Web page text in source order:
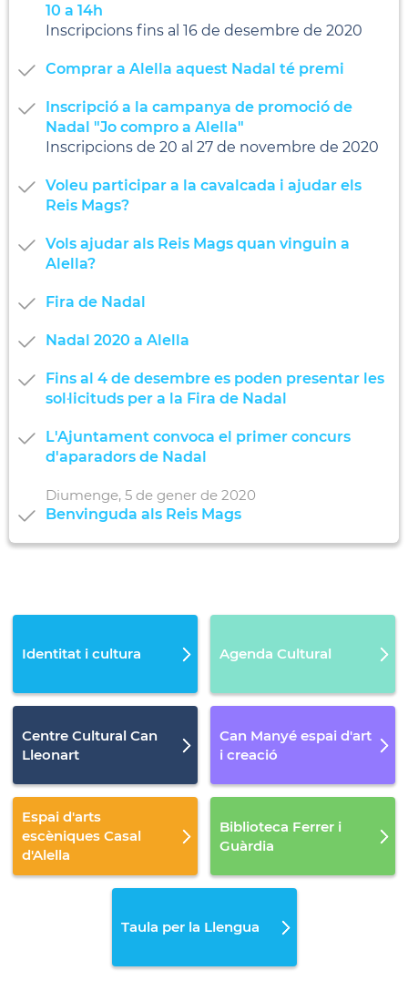
10 a 14h
Inscripcions fins al 16 de desembre de 2020
Comprar a Alella aquest Nadal té premi
Inscripció a la campanya de promoció de
Nadal "Jo compro a Alella"
Inscripcions de 20 al 27 de novembre de 2020
Voleu participar a la cavalcada i ajudar els
Reis Mags?
Vols ajudar als Reis Mags quan vinguin a
Alella?
Fira de Nadal
Nadal 2020 a Alella
Fins al 4 de desembre es poden presentar les
sol·licituds per a la Fira de Nadal
L'Ajuntament convoca el primer concurs
d'aparadors de Nadal
Diumenge, 5 de gener de 2020
Benvinguda als Reis Mags
Identitat i cultura Agenda Cultural
Centre Cultural Can
Lleonart
Can Manyé espai d'art
i creació
Espai d'arts
escèniques Casal
d'Alella
Biblioteca Ferrer i
Guàrdia
Taula per la Llengua